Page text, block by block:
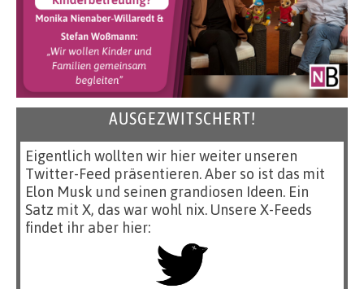
AUSGEZWITSCHERT!
Eigentlich wollten wir hier weiter unseren
Twitter-Feed präsentieren. Aber so ist das mit
Elon Musk und seinen grandiosen Ideen. Ein
Satz mit X, das war wohl nix. Unsere X-Feeds
findet ihr aber hier: